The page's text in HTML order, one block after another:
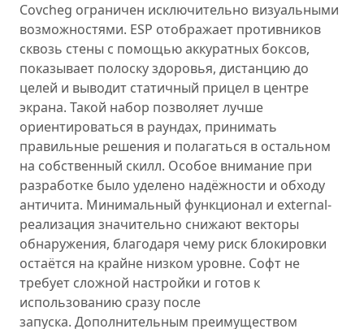
Covcheg ограничен исключительно визуальными
возможностями. ESP отображает противников
сквозь стены с помощью аккуратных боксов,
показывает полоску здоровья, дистанцию до
целей и выводит статичный прицел в центре
экрана. Такой набор позволяет лучше
ориентироваться в раундах, принимать
правильные решения и полагаться в остальном
на собственный скилл. Особое внимание при
разработке было уделено надёжности и обходу
античита. Минимальный функционал и external-
реализация значительно снижают векторы
обнаружения, благодаря чему риск блокировки
остаётся на крайне низком уровне. Софт не
требует сложной настройки и готов к
использованию сразу после
запуска. Дополнительным преимуществом